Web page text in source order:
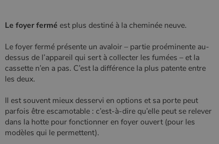
Le foyer fermé est plus destiné à la cheminée neuve.
Le foyer fermé présente un avaloir – partie proéminente au-
dessus de l’appareil qui sert à collecter les fumées – et la
cassette n’en a pas. C’est la différence la plus patente entre
les deux.
Il est souvent mieux desservi en options et sa porte peut
parfois être escamotable : c’est-à-dire qu’elle peut se relever
dans la hotte pour fonctionner en foyer ouvert (pour les
modèles qui le permettent).